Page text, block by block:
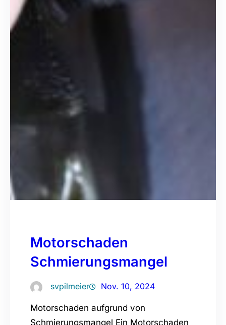
Motorschaden
Schmierungsmangel
svpilmeier Nov. 10, 2024
Motorschaden aufgrund von
Schmierungsmangel Ein Motorschaden